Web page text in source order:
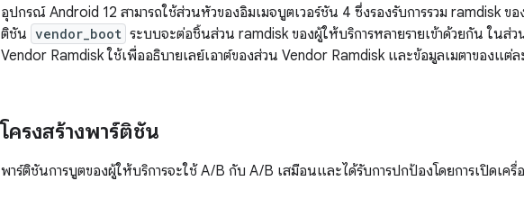
อุปกรณ์ Android 12 สามารถใช้ส่วนหัวของอิมเมจบูตเวอร์ชัน 4 ซึ่งรองรับการรวม ramdisk ขอ
ติชัน vendor_boot ระบบจะต่อชิ้นส่วน ramdisk ของผู้ให้บริการหลายรายเข้าด้วยกัน ในส่ว
Vendor Ramdisk ใช้เพื่ออธิบายเลย์เอาต์ของส่วน Vendor Ramdisk และข้อมูลเมตาของแต่
โครงสร้างพาร์ติชัน
พาร์ติชันการบูตของผู้ให้บริการจะใช้ A/B กับ A/B เสมือนและได้รับการปกป้องโดยการเปิดเค